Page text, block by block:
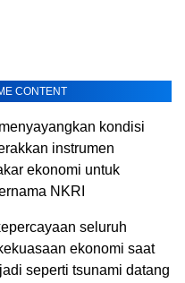
CONTENT
kondisi
instrumen
ekonomi untuk
NKRI
seluruh
ekonomi saat
seperti tsunami datang